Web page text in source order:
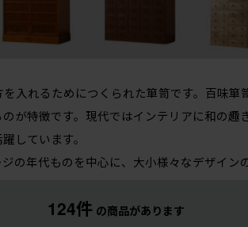
入れるためにつくられた箪笥です。百味箪
が特徴です。現代ではインテリアに和の趣
しています。
の年代ものを中心に、大小様々なデザイン
124件 の商品があります